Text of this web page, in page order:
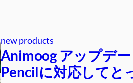
new products
Animoog アップデ
Pencilに対応してと